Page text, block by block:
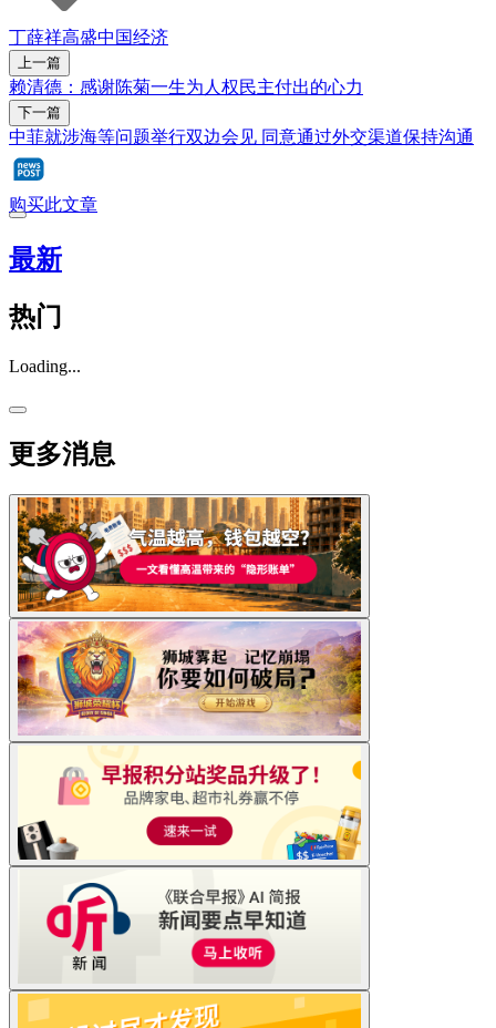
丁薛祥高盛中国经济
上一篇
赖清德：感谢陈菊一生为人权民主付出的心力
下一篇
中菲就涉海等问题举行双边会见 同意通过外交渠道保持沟通
购买此文章
最新
热门
Loading...
更多消息